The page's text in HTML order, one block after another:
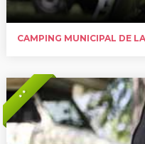
CAMPING MUNICIPAL DE
* *